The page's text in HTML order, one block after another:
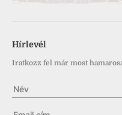
Hírlevél
Iratkozz fel már most